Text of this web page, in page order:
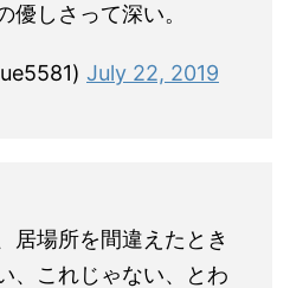
優しさって深い。
July 22, 2019
居場所を間違えたとき
、これじゃない、とわ